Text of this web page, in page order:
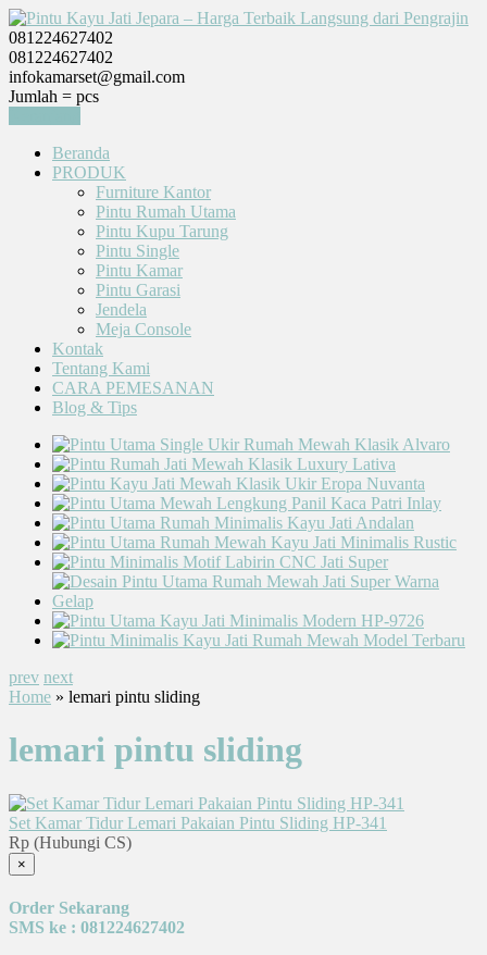
081224627402
081224627402
infokamarset@gmail.com
Jumlah = pcs
Beranda
PRODUK
Furniture Kantor
Pintu Rumah Utama
Pintu Kupu Tarung
Pintu Single
Pintu Kamar
Pintu Garasi
Jendela
Meja Console
Kontak
Tentang Kami
CARA PEMESANAN
Blog & Tips
prev next
Home » lemari pintu sliding
lemari pintu sliding
Set Kamar Tidur Lemari Pakaian Pintu Sliding HP-341
Rp (Hubungi CS)
×
Order Sekarang
SMS ke : 081224627402